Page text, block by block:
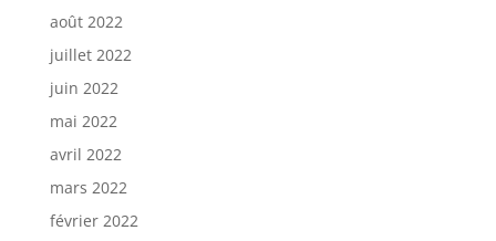
août 2022
juillet 2022
juin 2022
mai 2022
avril 2022
mars 2022
février 2022